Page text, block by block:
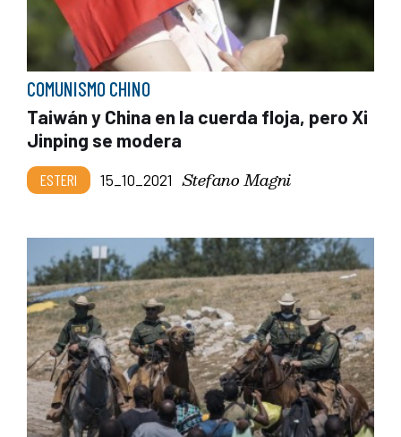
COMUNISMO CHINO
Taiwán y China en la cuerda floja, pero Xi
Jinping se modera
ESTERI 15_10_2021 Stefano Magni